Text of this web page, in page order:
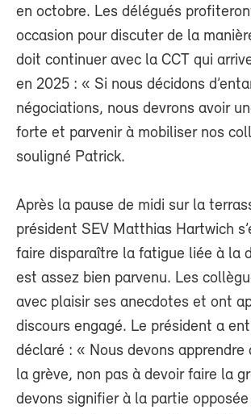
en octobre. Les délégués
occasion pour discuter de la
doit continuer avec la CCT qui
en 2025 : « Si nous décidons
négociations, nous devrons avoir
forte et parvenir à mobiliser nos
souligné Patrick.
Après la pause de midi sur la
président SEV Matthias Hartwich
faire disparaître la fatigue liée à la
est assez bien parvenu. Les
avec plaisir ses anecdotes et ont
discours engagé. Le président a
déclaré : « Nous devons apprendre
la grève, non pas à devoir faire la
devons signifier à la partie